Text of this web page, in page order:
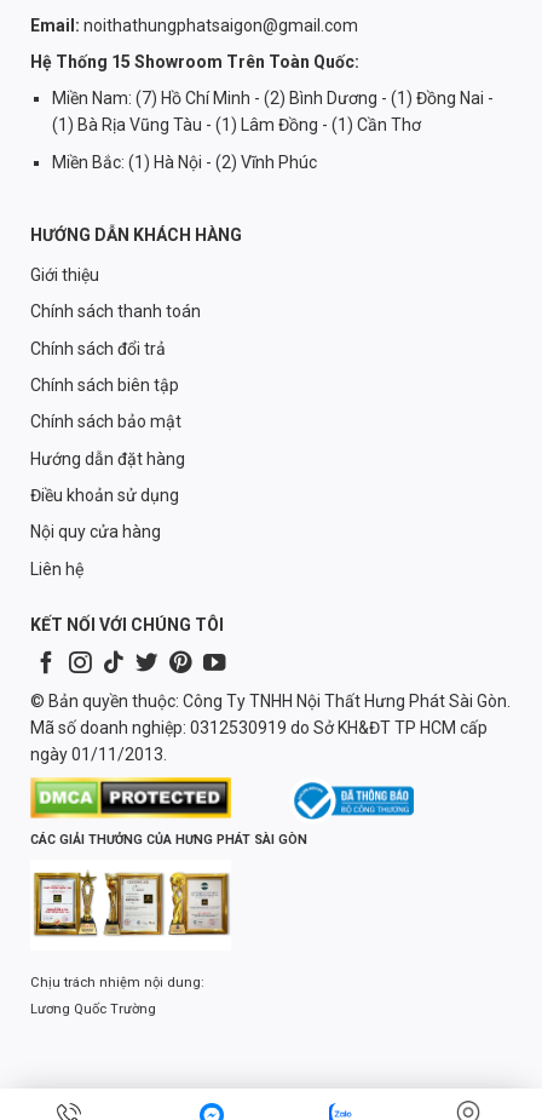
Email: noithathungphatsaigon@gmail.com
Hệ Thống 15 Showroom Trên Toàn Quốc:
Miền Nam: (7) Hồ Chí Minh - (2) Bình Dương - (1) Đồng Nai -
(1) Bà Rịa Vũng Tàu - (1) Lâm Đồng - (1) Cần Thơ
Miền Bắc: (1) Hà Nội - (2) Vĩnh Phúc
HƯỚNG DẪN KHÁCH HÀNG
Giới thiệu
Chính sách thanh toán
Chính sách đổi trả
Chính sách biên tập
Chính sách bảo mật
Hướng dẫn đặt hàng
Điều khoản sử dụng
Nội quy cửa hàng
Liên hệ
KẾT NỐI VỚI CHÚNG TÔI
© Bản quyền thuộc: Công Ty TNHH Nội Thất Hưng Phát Sài Gòn.
Mã số doanh nghiệp: 0312530919 do Sở KH&ĐT TP HCM cấp
ngày 01/11/2013.
CÁC GIẢI THƯỞNG CỦA HƯNG PHÁT SÀI GÒN
Chịu trách nhiệm nội dung:
Lương Quốc Trường